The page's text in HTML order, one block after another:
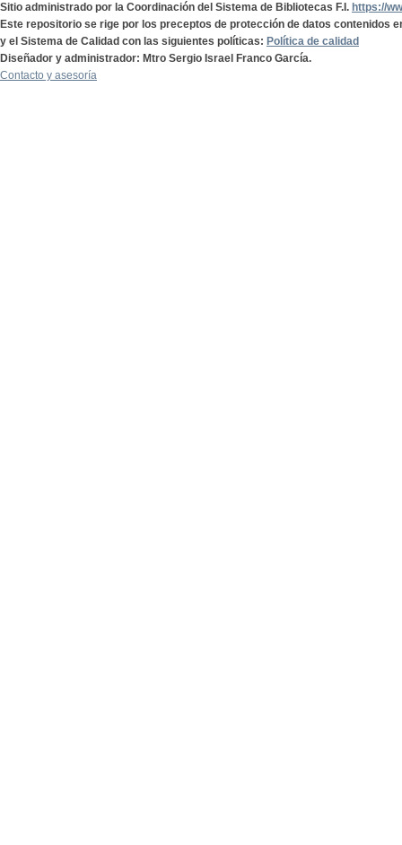
Sitio administrado por la Coordinación del Sistema de Bibliotecas F.I. https://
Este repositorio se rige por los preceptos de protección de datos contenidos
y el Sistema de Calidad con las siguientes políticas: Política de calidad
Diseñador y administrador: Mtro Sergio Israel Franco García.
Contacto y asesoría